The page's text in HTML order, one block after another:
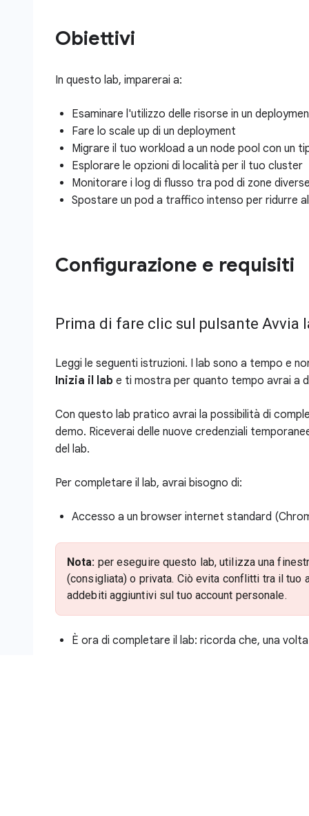
Obiettivi
In questo lab, imparerai a:
Esaminare l'utilizzo delle risorse in un
Fare lo scale up di un deployment
Migrare il tuo workload a un node pool con un
Esplorare le opzioni di località per il tuo cluster
Monitorare i log di flusso tra pod di zone
Spostare un pod a traffico intenso per ridurre
Configurazione e requisiti
Prima di fare clic sul pulsante Avvia
Leggi le seguenti istruzioni. I lab sono a tempo e
Inizia il lab e ti mostra per quanto tempo avrai a
Con questo lab pratico avrai la possibilità di
demo. Riceverai delle nuove credenziali
del lab.
Per completare il lab, avrai bisogno di:
Accesso a un browser internet standard
Nota: per eseguire questo lab, utilizza una
(consigliata) o privata. Ciò evita conflitti tra il tuo
addebiti aggiuntivi sul tuo account personale.
È ora di completare il lab: ricorda che, una